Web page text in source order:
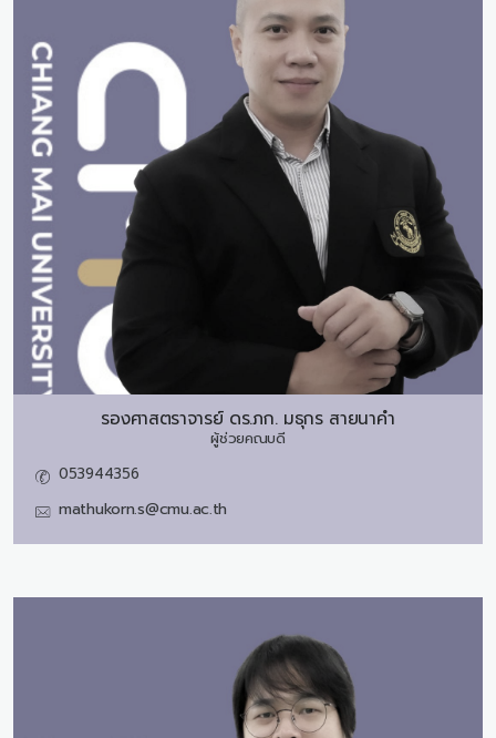
รองศาสตราจารย์ ดร.ภก. มธุกร สายนาคำ
ผู้ช่วยคณบดี
053944356
mathukorn.s@cmu.ac.th